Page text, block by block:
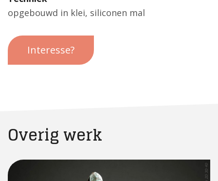
opgebouwd in klei, siliconen mal
Interesse?
Overig werk